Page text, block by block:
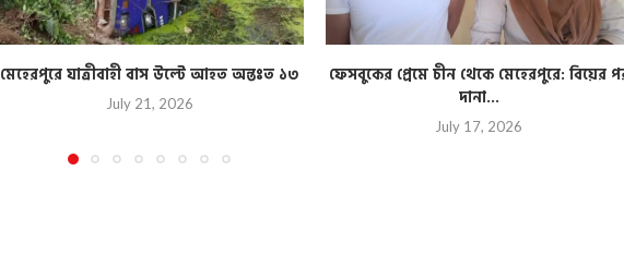
মেহেরপুরে যাত্রীবাহী বাস উল্টে আহত অন্তঃত ১৩
July 21, 2026
ফেসবুকের প্রেমে চীন থেকে মেহেরপুরে: বিয়ের
দানা...
July 17, 2026